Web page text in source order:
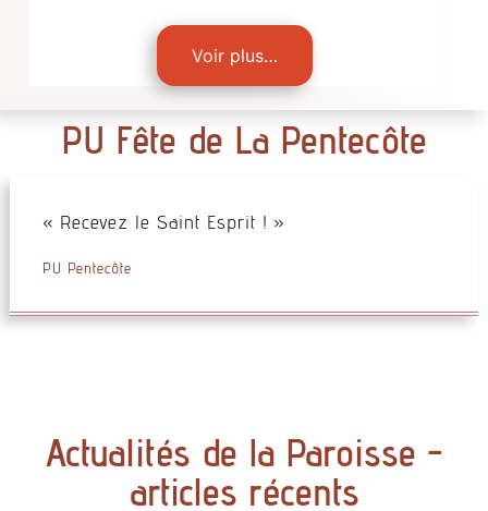
Voir plus…
PU Fête de La Pentecôte
« Recevez le Saint Esprit ! »
PU Pentecôte
Actualités de la Paroisse -
articles récents